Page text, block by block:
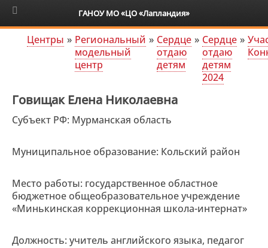
6+
Центры » Региональный
модельный
центр
» Сердце
отдаю
детям
» Сердце
отдаю
детям
2024
»
Говищак Елена Николаевна
Субъект РФ: Мурманская область
Муниципальное образование: Кольский район
Место работы: государственное областное
бюджетное общеобразовательное учреждение
«Минькинская коррекционная школа-интернат»
Должность: учитель английского языка, педагог
ГАНОУ МО «ЦО «Лапландия»